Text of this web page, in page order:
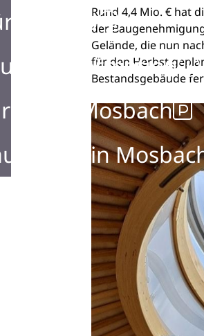
Information
in Mosbach
in
Rund 4,4 Mio. € hat
der
Gelände, die nun
für den Herbst
Bestandsgebäude